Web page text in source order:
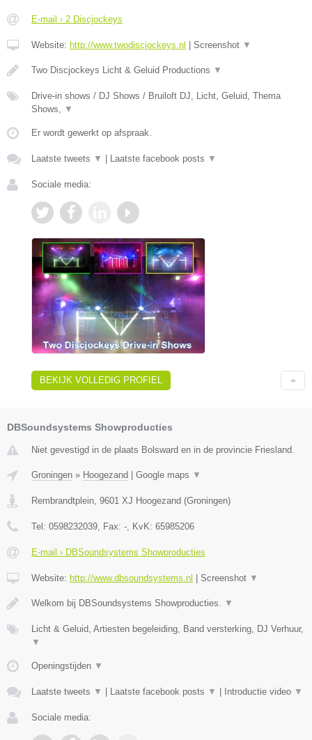
E-mail › 2 Discjockeys
Website: http://www.twodiscjockeys.nl Screenshot ▼
Two Discjockeys Licht & Geluid Productions ▼
Drive-in shows / DJ Shows / Bruiloft DJ, Licht, Geluid, Thema
Shows, ▼
Er wordt gewerkt op afspraak.
Laatste tweets ▼ Laatste facebook posts ▼
Sociale media:
BEKIJK VOLLEDIG PROFIEL
DBSoundsystems Showproducties
Niet gevestigd in de plaats Bolsward en in de provincie Friesland.
Groningen » Hoogezand | Google maps ▼
Rembrandtplein 9601 XJ Hoogezand (Groningen)
Tel: 0598232039 , Fax: - , KvK: 65985206
E-mail › DBSoundsystems Showproducties
Website: http://www.dbsoundsystems.nl | Screenshot ▼
Welkom bij DBSoundsystems Showproducties. ▼
Licht & Geluid, Artiesten begeleiding, Band versterking, DJ Verhuur,
▼
Openingstijden ▼
Laatste tweets ▼ | Laatste facebook posts ▼ | Introductie video ▼
Sociale media: